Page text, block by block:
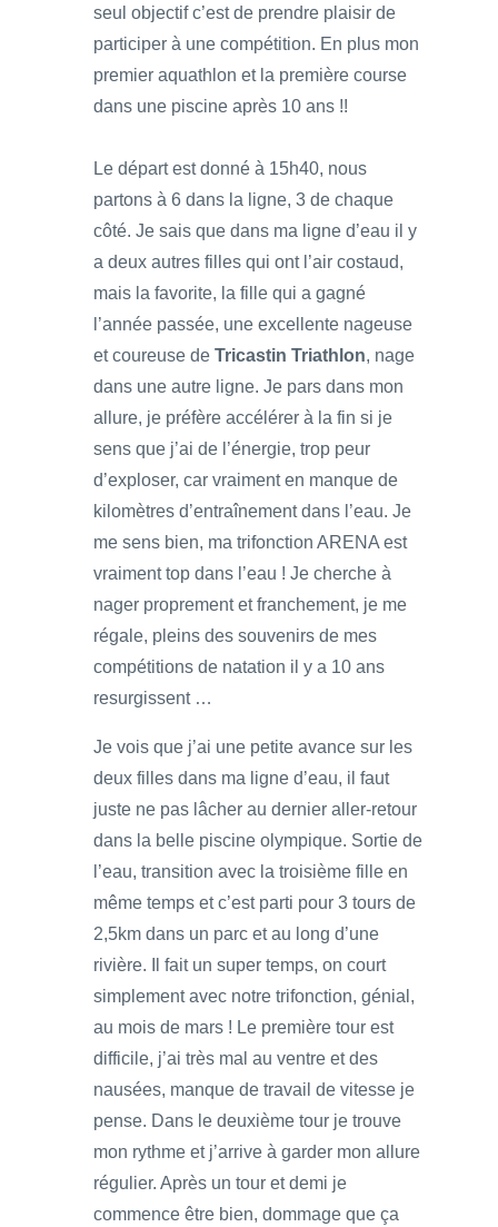
seul objectif c’est de prendre plaisir de
participer à une compétition. En plus mon
premier aquathlon et la première course
dans une piscine après 10 ans !!
Le départ est donné à 15h40, nous
partons à 6 dans la ligne, 3 de chaque
côté. Je sais que dans ma ligne d’eau il y
a deux autres filles qui ont l’air costaud,
mais la favorite, la fille qui a gagné
l’année passée, une excellente nageuse
et coureuse de Tricastin Triathlon, nage
dans une autre ligne. Je pars dans mon
allure, je préfère accélérer à la fin si je
sens que j’ai de l’énergie, trop peur
d’exploser, car vraiment en manque de
kilomètres d’entraînement dans l’eau. Je
me sens bien, ma trifonction ARENA est
vraiment top dans l’eau ! Je cherche à
nager proprement et franchement, je me
régale, pleins des souvenirs de mes
compétitions de natation il y a 10 ans
resurgissent …
Je vois que j’ai une petite avance sur les
deux filles dans ma ligne d’eau, il faut
juste ne pas lâcher au dernier aller-retour
dans la belle piscine olympique. Sortie de
l’eau, transition avec la troisième fille en
même temps et c’est parti pour 3 tours de
2,5km dans un parc et au long d’une
rivière. Il fait un super temps, on court
simplement avec notre trifonction, génial,
au mois de mars ! Le première tour est
difficile, j’ai très mal au ventre et des
nausées, manque de travail de vitesse je
pense. Dans le deuxième tour je trouve
mon rythme et j’arrive à garder mon allure
régulier. Après un tour et demi je
commence être bien, dommage que ça